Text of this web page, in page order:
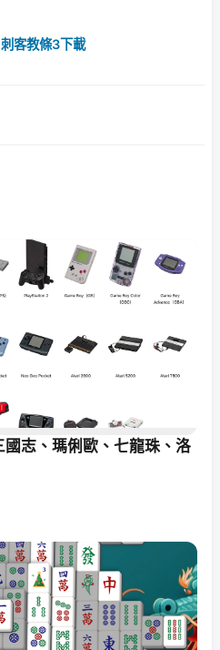
刺客教條3下載
志、瑪俐歐、七龍珠、洛